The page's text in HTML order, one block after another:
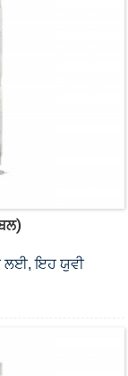
ਲਈ, ਇਹ ਯੂਵੀ
ਡੁਅਲ-ਮੋਟਰ ਅਤੇ